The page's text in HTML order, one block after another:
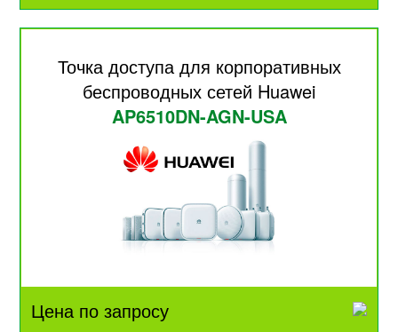
Точка доступа для корпоративных
беспроводных сетей Huawei
AP6510DN-AGN-USA
Цена по запросу